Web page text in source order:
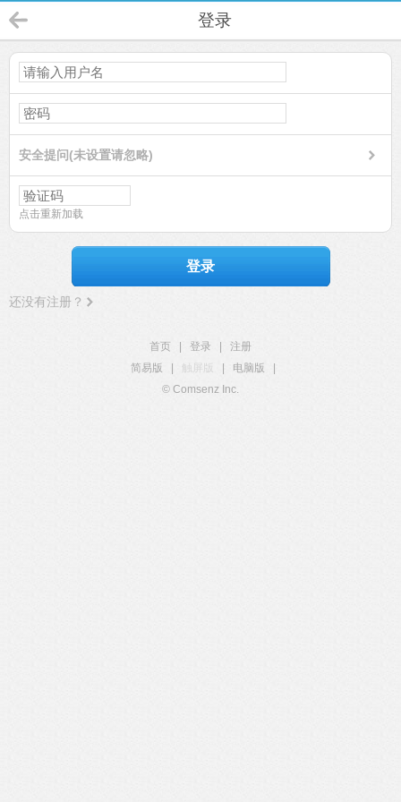
登录
安全提问(未设置请忽略)
点击重新加载
登录
还没有注册？
首页 登录
注册
简易版
触屏版 电脑版
© Comsenz Inc.